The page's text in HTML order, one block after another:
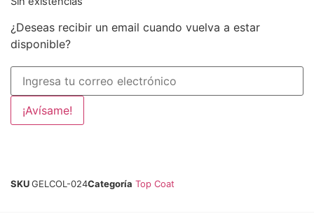
¿Deseas recibir un email cuando vuelva a estar
disponible?
¡Avísame!
SKUGELCOL-024Categoría Top Coat